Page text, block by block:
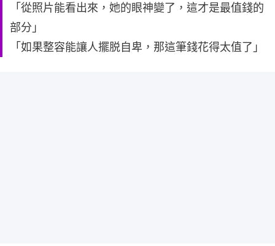
「從照片能看出來，她的眼神變了，這才是最值錢的
部分」
「如果整容能讓人擺脱自卑，那這筆錢花得太值了」